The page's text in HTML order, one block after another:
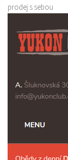
prodej s sebou